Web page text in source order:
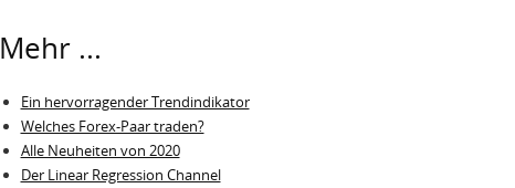
Mehr ...
Ein hervorragender Trendindikator
Welches Forex-Paar traden?
Alle Neuheiten von 2020
Der Linear Regression Channel